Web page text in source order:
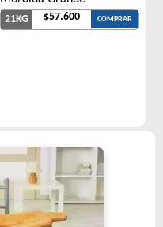
21KG $57.600 COMPRAR